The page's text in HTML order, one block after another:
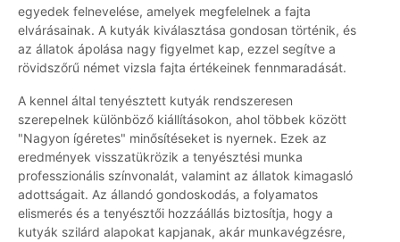
egyedek felnevelése, amelyek megfelelnek a fajta
elvárásainak. A kutyák kiválasztása gondosan történik, és
az állatok ápolása nagy figyelmet kap, ezzel segítve a
rövidszőrű német vizsla fajta értékeinek fennmaradását.
A kennel által tenyésztett kutyák rendszeresen
szerepelnek különböző kiállításokon, ahol többek között
"Nagyon ígéretes" minősítéseket is nyernek. Ezek az
eredmények visszatükrözik a tenyésztési munka
professzionális színvonalát, valamint az állatok kimagasló
adottságait. Az állandó gondoskodás, a folyamatos
elismerés és a tenyésztői hozzáállás biztosítja, hogy a
kutyák szilárd alapokat kapjanak, akár munkavégzésre,